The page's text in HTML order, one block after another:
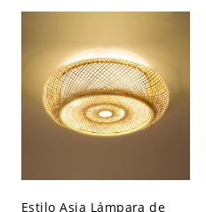
a Asia - 110 A 120 V 54,61
Estilo Asia Lámpara de